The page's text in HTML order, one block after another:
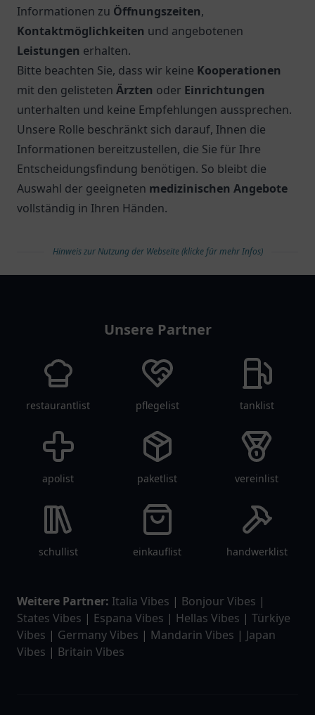
Informationen zu Öffnungszeiten,
Kontaktmöglichkeiten und angebotenen
Leistungen erhalten.
Bitte beachten Sie, dass wir keine Kooperationen
mit den gelisteten Ärzten oder Einrichtungen
unterhalten und keine Empfehlungen aussprechen.
Unsere Rolle beschränkt sich darauf, Ihnen die
Informationen bereitzustellen, die Sie für Ihre
Entscheidungsfindung benötigen. So bleibt die
Auswahl der geeigneten medizinischen Angebote
vollständig in Ihren Händen.
Hinweis zur Nutzung der Webseite (klicke für mehr Infos)
Unsere Partner
restaurantlist pflegelist tanklist
apolist paketlist vereinlist
schullist einkauflist handwerklist
Weitere Partner: Italia Vibes | Bonjour Vibes |
States Vibes | Espana Vibes | Hellas Vibes | Türkiye
Vibes | Germany Vibes | Mandarin Vibes | Japan
Vibes | Britain Vibes